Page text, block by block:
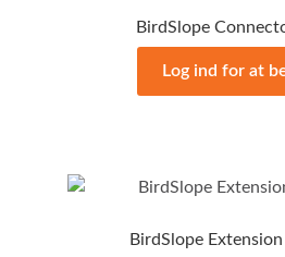
BirdSlope
Log ind for at
BirdSlope